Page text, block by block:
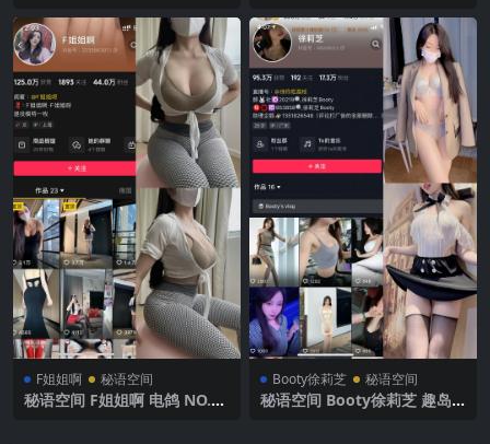
新完整版
完整版
F姐姐啊 秘语空间
秘语空间 F姐姐啊 电鸽 NO.00
Booty徐莉芝 秘语空间
秘语空间 Booty徐莉芝 趣岛